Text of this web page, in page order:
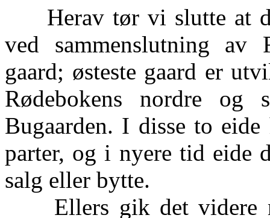
Herav tør vi slutte at
ved sammenslutning av
gaard; østeste gaard er
Rødebokens nordre og
Bugaarden. I disse to eide
parter, og i nyere tid eide
salg eller bytte.
Ellers gik det videre